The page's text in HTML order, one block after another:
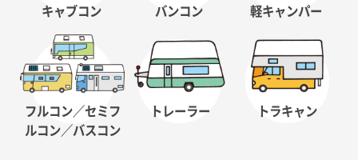
キャブコン バンコン 軽キャンパー
フルコン／セミフ
ルコン／バスコン
トレーラー トラキャン